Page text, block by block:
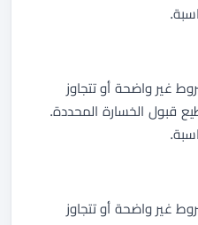
غير واضحة أو تتجاوز
قبول الخسارة المحددة.
غير واضحة أو تتجاوز